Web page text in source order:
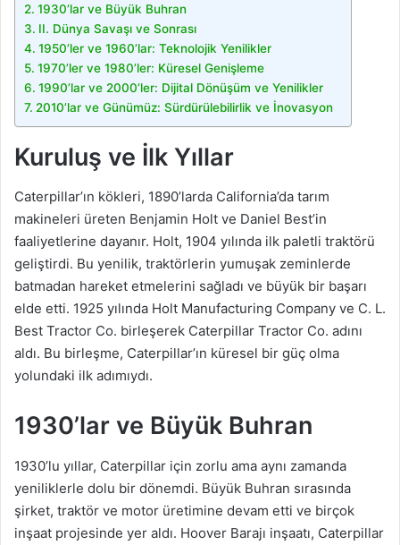
1930’lar ve Büyük Buhran
II. Dünya Savaşı ve Sonrası
1950’ler ve 1960’lar: Teknolojik Yenilikler
1970’ler ve 1980’ler: Küresel Genişleme
1990’lar ve 2000’ler: Dijital Dönüşüm ve Yenilikler
2010’lar ve Günümüz: Sürdürülebilirlik ve İnovasyon
Kuruluş ve İlk Yıllar
Caterpillar’ın kökleri, 1890’larda California’da tarım
makineleri üreten Benjamin Holt ve Daniel Best’in
faaliyetlerine dayanır. Holt, 1904 yılında ilk paletli traktörü
geliştirdi. Bu yenilik, traktörlerin yumuşak zeminlerde
batmadan hareket etmelerini sağladı ve büyük bir başarı
elde etti. 1925 yılında Holt Manufacturing Company ve C. L.
Best Tractor Co. birleşerek Caterpillar Tractor Co. adını
aldı. Bu birleşme, Caterpillar’ın küresel bir güç olma
yolundaki ilk adımıydı.
1930’lar ve Büyük Buhran
1930’lu yıllar, Caterpillar için zorlu ama aynı zamanda
yeniliklerle dolu bir dönemdi. Büyük Buhran sırasında
şirket, traktör ve motor üretimine devam etti ve birçok
inşaat projesinde yer aldı. Hoover Barajı inşaatı, Caterpillar